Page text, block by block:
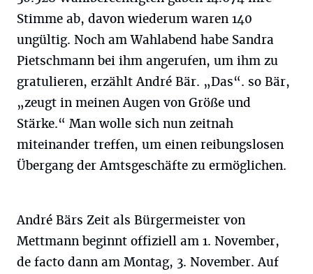
Stimme ab, davon wiederum waren 140
ungültig. Noch am Wahlabend habe Sandra
Pietschmann bei ihm angerufen, um ihm zu
gratulieren, erzählt André Bär. „Das“. so Bär,
„zeugt in meinen Augen von Größe und
Stärke.“ Man wolle sich nun zeitnah
miteinander treffen, um einen reibungslosen
Übergang der Amtsgeschäfte zu ermöglichen.
André Bärs Zeit als Bürgermeister von
Mettmann beginnt offiziell am 1. November,
de facto dann am Montag, 3. November. Auf